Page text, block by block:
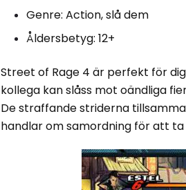
Genre: Action, slå dem
Åldersbetyg: 12+
Street of Rage 4 är perfekt för
kollega kan slåss mot oändliga
De straffande striderna
handlar om samordning för att